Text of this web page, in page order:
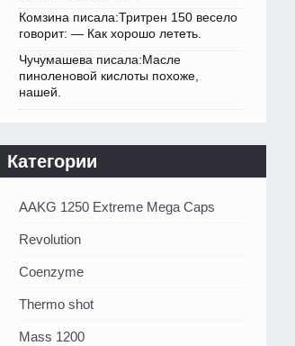
Комзина писала:Тритрен 150 весело
говорит: — Как хорошо лететь.
Чучумашева писала:Масле
пиноленовой кислоты похоже,
нашей.
Категории
AAKG 1250 Extreme Mega Caps
Revolution
Coenzyme
Thermo shot
Mass 1200